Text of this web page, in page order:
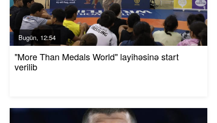
Bugün, 12:54
"More Than Medals World" layihəsinə start
verilib